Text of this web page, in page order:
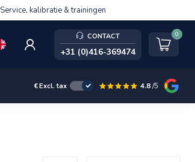
Service, kalibratie & trainingen
CONTACT
+31 (0)416-369474
0
€Excl. tax 4.8/5